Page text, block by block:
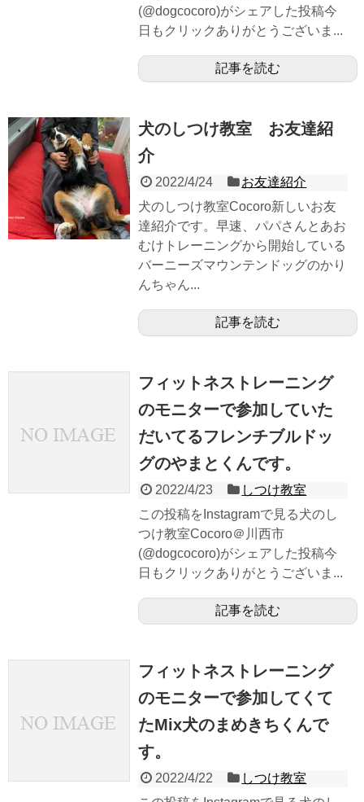
(@dogcocoro)がシェアした投稿今
日もクリックありがとうございま...
記事を読む
犬のしつけ教室 お友達紹
介
2022/4/24
お友達紹介
犬のしつけ教室Cocoro新しいお友
達紹介です。早速、パパさんとあお
むけトレーニングから開始している
バーニーズマウンテンドッグのかり
んちゃん...
記事を読む
フィットネストレーニング
のモニターで参加していた
だいてるフレンチブルドッ
グのやまとくんです。
2022/4/23
しつけ教室
この投稿をInstagramで見る犬のし
つけ教室Cocoro＠川西市
(@dogcocoro)がシェアした投稿今
日もクリックありがとうございま...
記事を読む
フィットネストレーニング
のモニターで参加してくて
たMix犬のまめきちくんで
す。
2022/4/22
しつけ教室